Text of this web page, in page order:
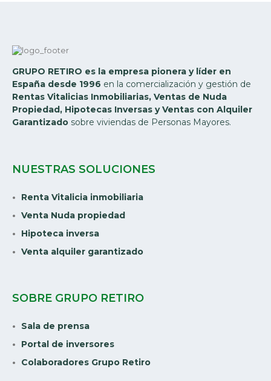
GRUPO RETIRO es la empresa pionera y líder en
España desde 1996 en la comercialización y gestión de
Rentas Vitalicias Inmobiliarias, Ventas de Nuda
Propiedad, Hipotecas Inversas y Ventas con Alquiler
Garantizado sobre viviendas de Personas Mayores.
NUESTRAS SOLUCIONES
Renta Vitalicia inmobiliaria
Venta Nuda propiedad
Hipoteca inversa
Venta alquiler garantizado
SOBRE GRUPO RETIRO
Sala de prensa
Portal de inversores
Colaboradores Grupo Retiro